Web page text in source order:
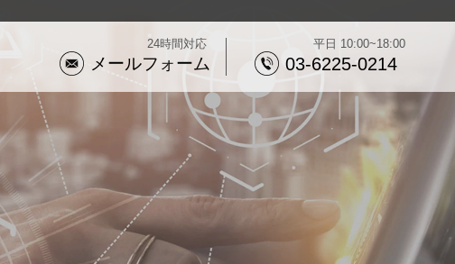
24時間対応
メールフォーム
平日 10:00~18:00
03-6225-0214